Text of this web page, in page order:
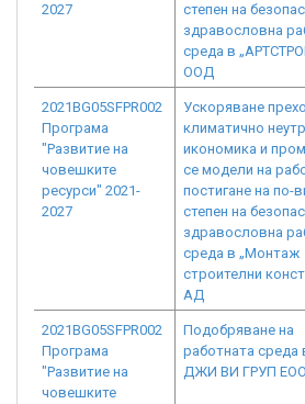
2027
степен на
здравословна
среда в
ООД
2021BG05SFPR002
Програма
"Развитие на
човешките
ресурси" 2021-
2027
Ускоряване
климатично
икономика и
се модели на
постигане на по-
степен на
здравословна
среда в „Монтаж
строителни
АД
2021BG05SFPR002
Програма
"Развитие на
човешките
Подобряване на
работната среда
ДЖИ ВИ ГРУП